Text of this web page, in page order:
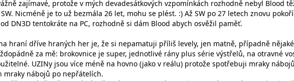
zajímavé, protože v mých devadesátkových vzpomínkách rozhodně nebyl Blood
Nicméně je to už bezmála 26 let, mohu se plést. :) Až SW po 27 letech znovu
DN3D tentokráte na PC, rozhodně si dám Blood abych osvěžil paměť.
hraní dříve hraných her je, že si nepamatuji příliš levely, jen matně, případně nějaké
za mě: brokovnice je super, jednotlivé rány plus série výstřelů, na otravné
UZINy jsou více méně na hovno (jako v reálu) protože spotřebuji mraky
mraky nábojů po nepřátelích.